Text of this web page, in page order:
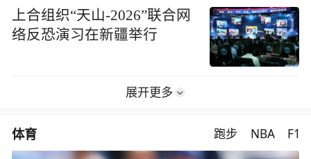
上合组织“天山-2026”联合网
络反恐演习在新疆举行
展开更多
体育 跑步 NBA F1